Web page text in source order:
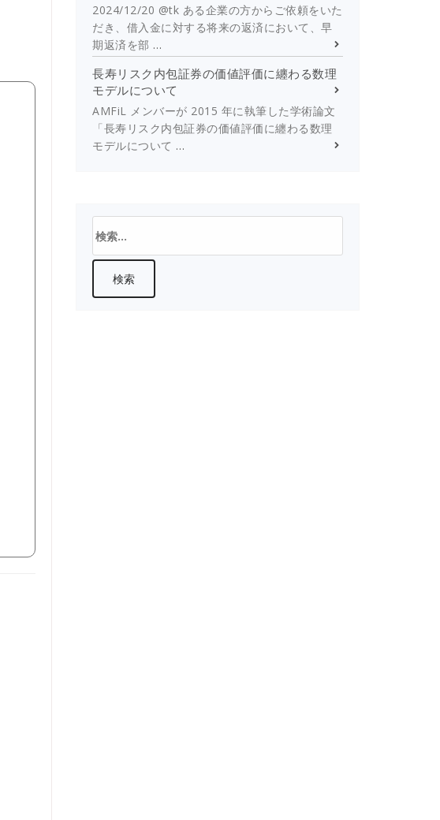
2024/12/20 @tk ある企業の方からご依頼をいた
だき、借入金に対する将来の返済において、早
期返済を部 …
長寿リスク内包証券の価値評価に纏わる数理
モデルについて
AMFiL メンバーが 2015 年に執筆した学術論文
「長寿リスク内包証券の価値評価に纏わる数理
モデルについて …
索: